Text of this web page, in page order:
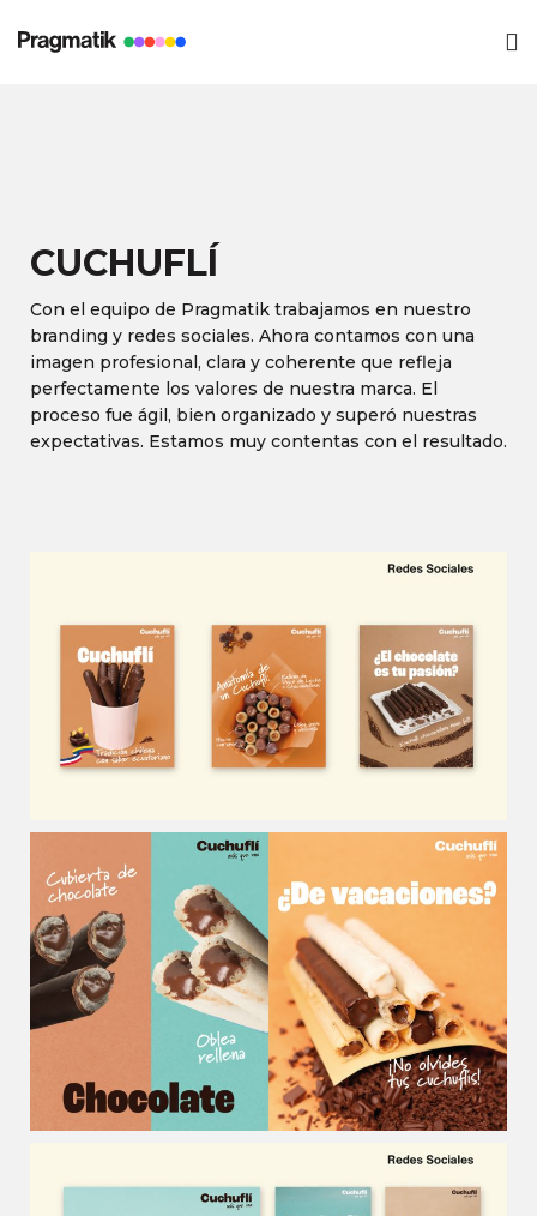
CUCHUFLÍ
Con el equipo de Pragmatik trabajamos en nuestro
branding y redes sociales. Ahora contamos con una
imagen profesional, clara y coherente que refleja
perfectamente los valores de nuestra marca. El
proceso fue ágil, bien organizado y superó nuestras
expectativas. Estamos muy contentas con el resultado.